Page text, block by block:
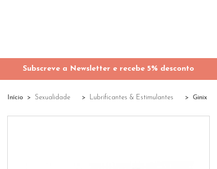
Subscreve a Newsletter e recebe 5% desconto
Início Sexualidade Lubrificantes & Estimulantes Ginix